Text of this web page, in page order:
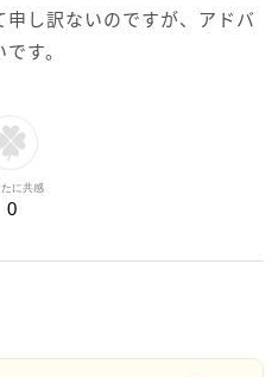
し訳ないのですが、アドバ
す。
に共感
0